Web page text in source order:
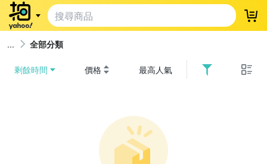
登
全部分類
剩餘時間 價格 最高人氣